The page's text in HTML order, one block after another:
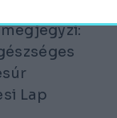
Lap